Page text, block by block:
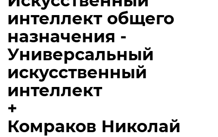
интеллект общего
назначения -
Универсальный
искусственный
интеллект
+
Комраков Николай